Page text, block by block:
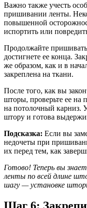
Важно также учесть
пришивании ленты.
повышенной
испортить или
Продолжайте
достигнете ее конца.
же образом, как и в
закреплена на ткани.
После того, как вы
шторы, проверьте ее на
на потолочный карниз.
штору и готова
Подсказка: Если вы
недочеты при
их перед тем, как
Готово! Теперь вы
ленты по всей длине
шагу — установке
Шаг 6: